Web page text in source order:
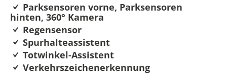
Parksensoren vorne, Parksensoren
hinten, 360° Kamera
Regensensor
Spurhalteassistent
Totwinkel-Assistent
Verkehrszeichenerkennung